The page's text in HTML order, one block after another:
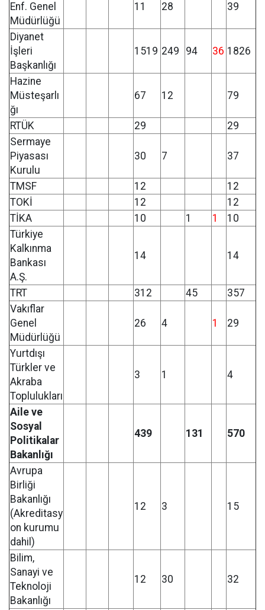
Enf. Genel
Müdürlüğü
11 28 39
Diyanet
İşleri
Başkanlığı
1519 249 94 36 1826
Hazine
Müsteşarlı
ğı
67 12 79
RTÜK 29
29
Sermaye
Piyasası
Kurulu
30 7 37
TMSF 12
12
TOKİ
12
12
TİKA
10 1 1
10
Türkiye
Kalkınma
Bankası
A.Ş.
14 14
TRT 312 45
357
Vakıflar
Genel
Müdürlüğü
26 4 1 29
Yurtdışı
Türkler ve
Akraba
Toplulukları
3 1 4
Aile ve
Sosyal
Politikalar
Bakanlığı
439 131 570
Avrupa
Birliği
Bakanlığı
(Akreditasy
on kurumu
dahil)
12 3 15
Bilim,
Sanayi ve
Teknoloji
Bakanlığı
12 30 32